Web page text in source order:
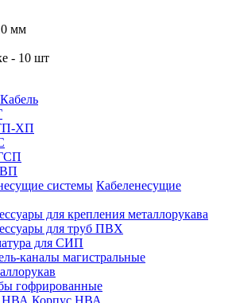
мм
- 10 шт
Кабель
ХП
Кабеленесущие
для крепления металлорукава
для труб ПВХ
для СИП
каналы магистральные
гофрированные
Корпус НВА